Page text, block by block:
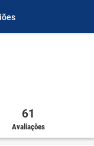
61
Avaliações